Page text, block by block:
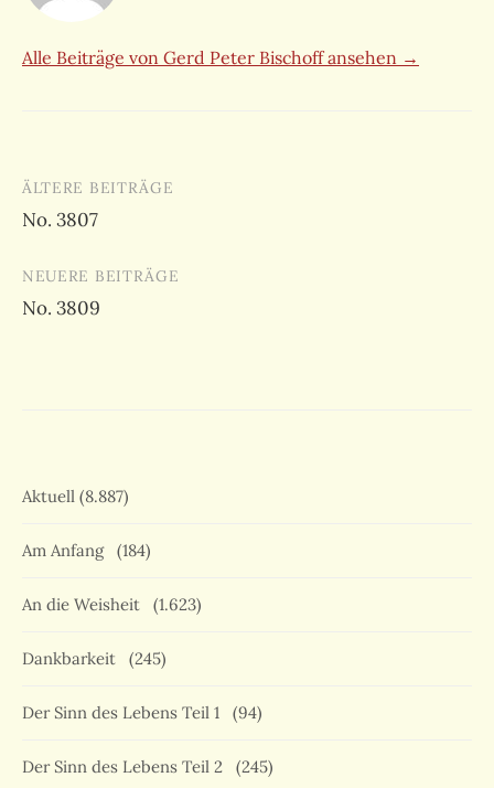
Alle Beiträge von Gerd Peter Bischoff ansehen →
Beitragsnavigation
ÄLTERE BEITRÄGE
No. 3807
NEUERE BEITRÄGE
No. 3809
Aktuell (8.887)
Am Anfang (184)
An die Weisheit (1.623)
Dankbarkeit (245)
Der Sinn des Lebens Teil 1 (94)
Der Sinn des Lebens Teil 2 (245)